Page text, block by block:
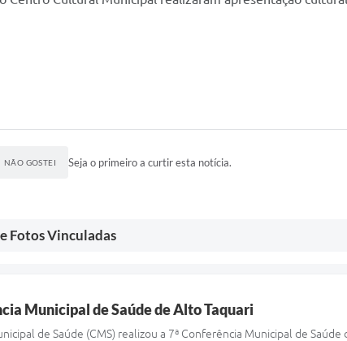
NÃO GOSTEI Seja o primeiro a curtir esta notícia.
Fotos Vinculadas
Municipal de Saúde de Alto Taquari
de Saúde (CMS) realizou a 7ª Conferência Municipal de